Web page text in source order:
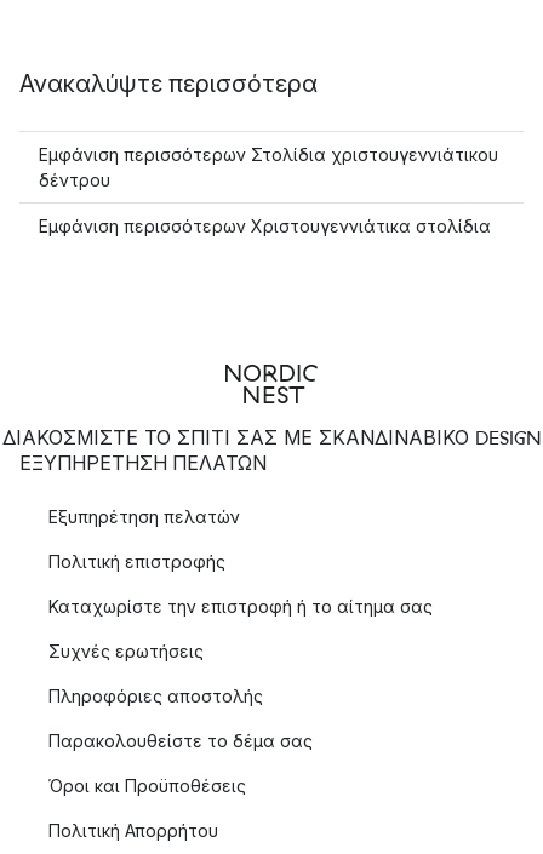
Ανακαλύψτε περισσότερα
Εμφάνιση περισσότερων Στολίδια χριστουγεννιάτικου
δέντρου
Εμφάνιση περισσότερων Χριστουγεννιάτικα στολίδια
ΔΙΑΚΟΣΜΙΣΤΕ ΤΟ ΣΠΙΤΙ ΣΑΣ ΜΕ ΣΚΑΝΔΙΝΑΒΙΚΟ DESIGN
ΕΞΥΠΗΡΈΤΗΣΗ ΠΕΛΑΤΏΝ
Εξυπηρέτηση πελατών
Πολιτική επιστροφής
Καταχωρίστε την επιστροφή ή το αίτημα σας
Συχνές ερωτήσεις
Πληροφόριες αποστολής
Παρακολουθείστε το δέμα σας
Όροι και Προϋποθέσεις
Πολιτική Απορρήτου